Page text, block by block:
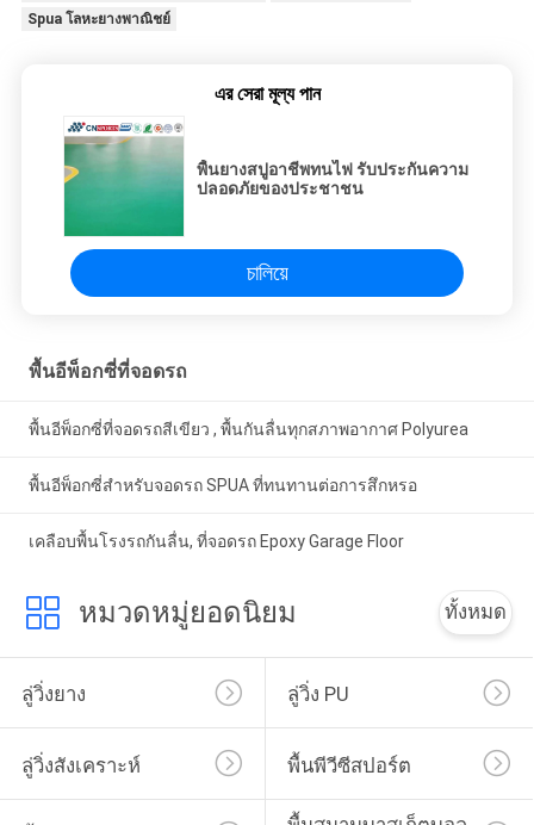
Spua โลหะยางพาณิชย์
এর সেরা মূল্য পান
พื้นยางสปูอาชีพทนไฟ รับประกันความ
ปลอดภัยของประชาชน
চালিয়ে
พื้นอีพ็อกซี่ที่จอดรถ
พื้นอีพ็อกซี่ที่จอดรถสีเขียว , พื้นกันลื่นทุกสภาพอากาศ Polyurea
พื้นอีพ็อกซี่สำหรับจอดรถ SPUA ที่ทนทานต่อการสึกหรอ
เคลือบพื้นโรงรถกันลื่น, ที่จอดรถ Epoxy Garage Floor
หมวดหมู่ยอดนิยม ทั้งหมด
ลู่วิ่งยาง ลู่วิ่ง PU
ลู่วิ่งสังเคราะห์ พื้นพีวีซีสปอร์ต